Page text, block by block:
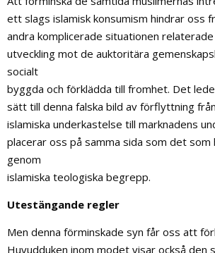
ett slags islamisk konsumism hindrar oss
andra komplicerade situationen
utveckling mot de auktoritära
socialt
byggda och förklädda till fromhet. Det
sätt till denna falska bild av förflyttning
islamiska underkastelse till marknadens
placerar oss på samma sida som det
genom
islamiska teologiska begrepp.
Utestängande regler
Men denna förminskade syn får oss att
Huvudduken inom modet visar också den